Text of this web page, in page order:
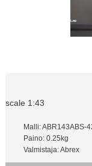
scale 1:43
Malli: ABR143ABS-
Paino: 0.25kg
Valmistaja: Abrex